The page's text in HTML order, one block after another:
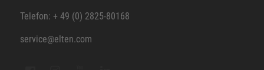
Telefon: + 49 (0) 2825-80168
service@elten.com